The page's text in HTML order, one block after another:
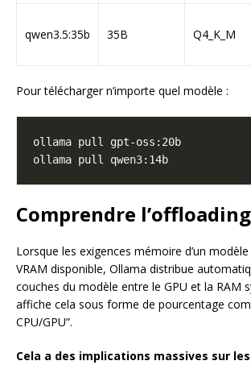
qwen3.5:35b 35B Q4_K_M
Pour télécharger n’importe quel modèle :
Comprendre l’offloading
Lorsque les exigences mémoire d’un
VRAM disponible, Ollama distribue
couches du modèle entre le GPU et la RAM
affiche cela sous forme de pourcentage
CPU/GPU”.
Cela a des implications massives sur